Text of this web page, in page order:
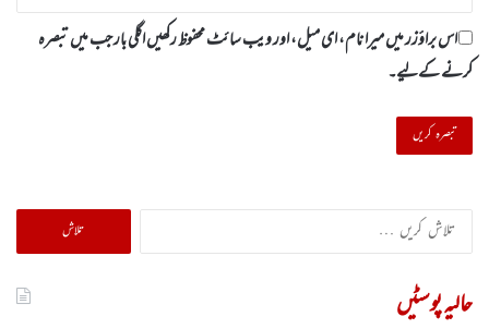
اس براؤزر میں میرا نام، ای میل، اور ویب سائٹ محفوظ رکھیں اگلی بار جب میں تبصرہ
کرنے کےلیے۔
تلاش
کریں
حالیہ پوسٹیں